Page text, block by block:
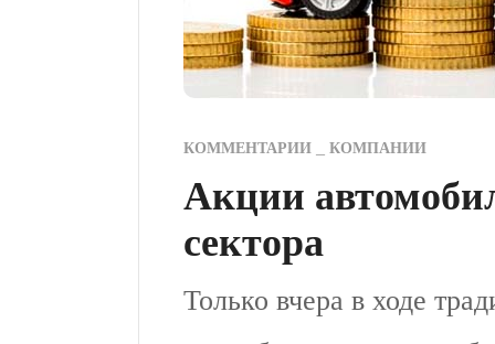
КОММЕНТАРИИ КОМПАНИИ
Акции
сектора
Только вчера в ходе